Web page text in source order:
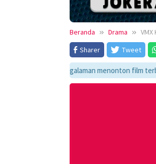
Beranda Drama
VMX
Sharer
Tweet
pengalaman menonton film terbaru